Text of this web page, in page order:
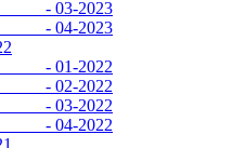
2023
2023
2022
2022
2022
2022